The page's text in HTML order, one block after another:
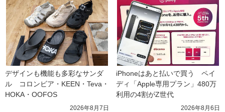
デザインも機能も多彩なサンダ
ル　コロンビア・KEEN・Teva・
HOKA・OOFOS
2026年8月7日
iPhoneはあと払いで買う　ペイ
ディ「Apple専用プラン」480万
利用の4割がZ世代
2026年8月6日